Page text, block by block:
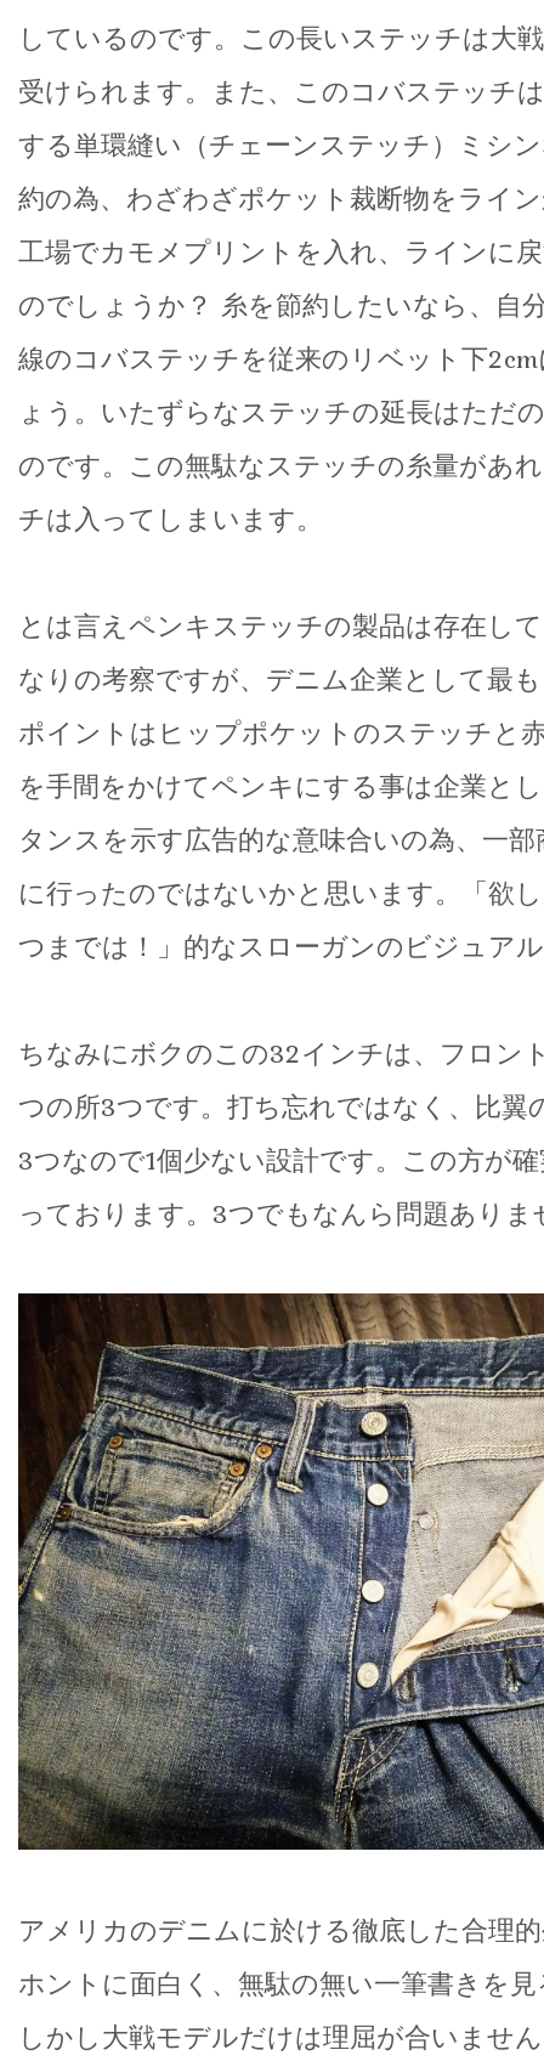
しているのです。この長いステッチは大
受けられます。また、このコバステッチ
する単環縫い（チェーンステッチ）ミシ
約の為、わざわざポケット裁断物をライ
工場でカモメプリントを入れ、ラインに
のでしょうか？ 糸を節約したいなら、自
線のコバステッチを従来のリベット下
ょう。いたずらなステッチの延長はただ
のです。この無駄なステッチの糸量があ
チは入ってしまいます。
とは言えペンキステッチの製品は存在し
なりの考察ですが、デニム企業として最
ポイントはヒップポケットのステッチと
を手間をかけてペンキにする事は企業と
タンスを示す広告的な意味合いの為、一
に行ったのではないかと思います。「欲
つまでは！」的なスローガンのビジュア
ちなみにボクのこの32インチは、フロン
つの所3つです。打ち忘れではなく、比翼
3つなので1個少ない設計です。この方が
っております。3つでもなんら問題ありま
アメリカのデニムに於ける徹底した合理
ホントに面白く、無駄の無い一筆書きを
しかし大戦モデルだけは理屈が合いませ